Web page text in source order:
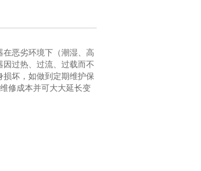
恶劣环境下（潮湿、高
过热、过流、过载而不
坏，如做到定期维护保
修成本并可大大延长变